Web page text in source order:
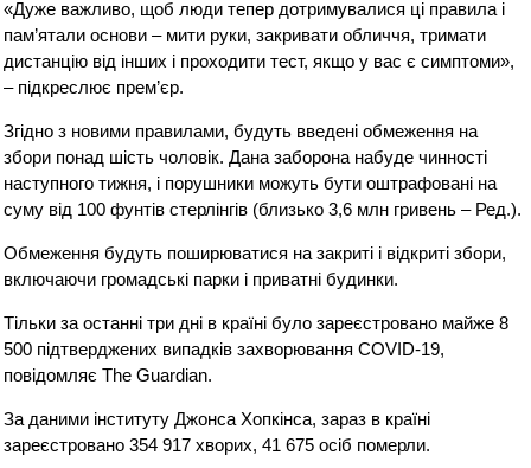
«Дуже важливо, щоб люди тепер дотримувалися ці правила і
пам’ятали основи – мити руки, закривати обличчя, тримати
дистанцію від інших і проходити тест, якщо у вас є симптоми»,
– підкреслює прем’єр.
Згідно з новими правилами, будуть введені обмеження на
збори понад шість чоловік. Дана заборона набуде чинності
наступного тижня, і порушники можуть бути оштрафовані на
суму від 100 фунтів стерлінгів (близько 3,6 млн гривень – Ред.).
Обмеження будуть поширюватися на закриті і відкриті збори,
включаючи громадські парки і приватні будинки.
Тільки за останні три дні в країні було зареєстровано майже 8
500 підтверджених випадків захворювання COVID-19,
повідомляє The Guardian.
За даними інституту Джонса Хопкінса, зараз в країні
зареєстровано 354 917 хворих, 41 675 осіб померли.